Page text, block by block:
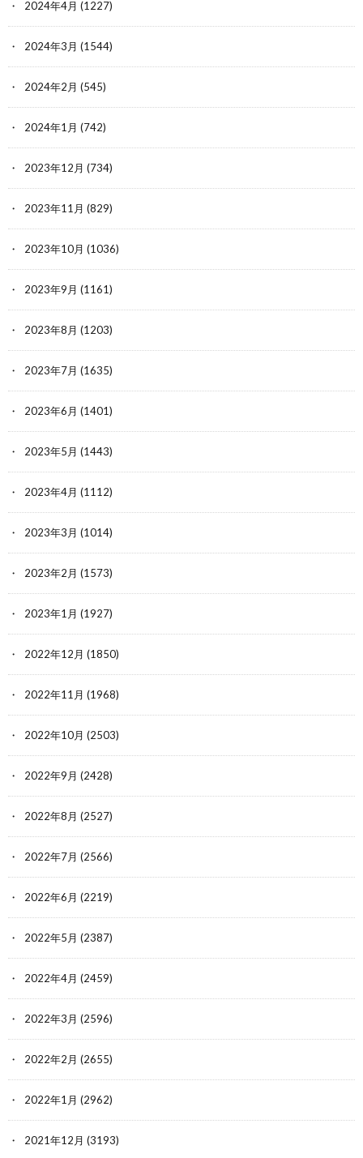
2024年4月 (1227)
2024年3月 (1544)
2024年2月 (545)
2024年1月 (742)
2023年12月 (734)
2023年11月 (829)
2023年10月 (1036)
2023年9月 (1161)
2023年8月 (1203)
2023年7月 (1635)
2023年6月 (1401)
2023年5月 (1443)
2023年4月 (1112)
2023年3月 (1014)
2023年2月 (1573)
2023年1月 (1927)
2022年12月 (1850)
2022年11月 (1968)
2022年10月 (2503)
2022年9月 (2428)
2022年8月 (2527)
2022年7月 (2566)
2022年6月 (2219)
2022年5月 (2387)
2022年4月 (2459)
2022年3月 (2596)
2022年2月 (2655)
2022年1月 (2962)
2021年12月 (3193)